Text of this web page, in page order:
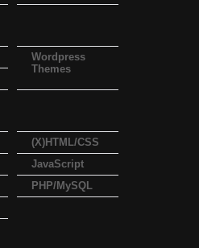
Wordpress
Themes
(X)HTML/CSS
JavaScript
PHP/MySQL